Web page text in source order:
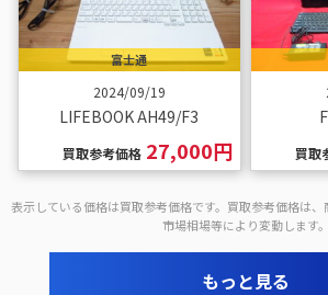
富士通
2024/09/19
LIFEBOOK AH49/F3
買取参考価格27,000円 買取
表示している価格は買取参考価格です。買取参考価格は、
市場相場等により変動します。
もっと見る